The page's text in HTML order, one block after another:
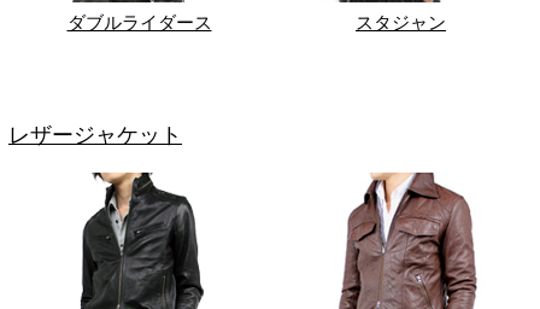
ダブルライダース スタジャン
レザージャケット